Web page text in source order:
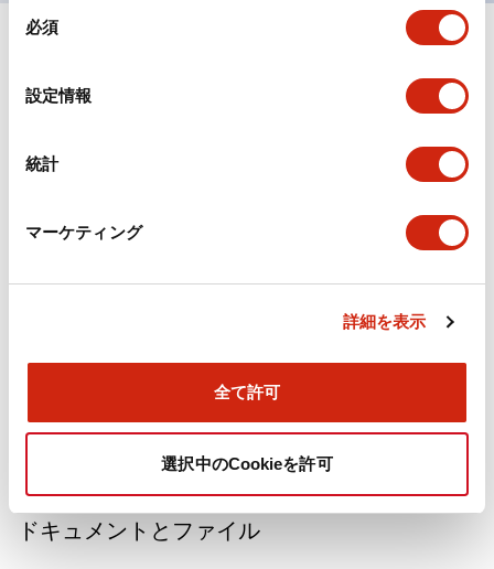
必須
設定情報
統計
マーケティング
詳細を表示
全て許可
選択中のCookieを許可
形状仕様
電気的仕様(照光部定格)
環境仕様
機能仕様
ドキュメントとファイル